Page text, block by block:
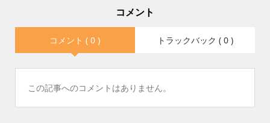
コメント
コメント ( 0 ) トラックバック ( 0 )
この記事へのコメントはありません。